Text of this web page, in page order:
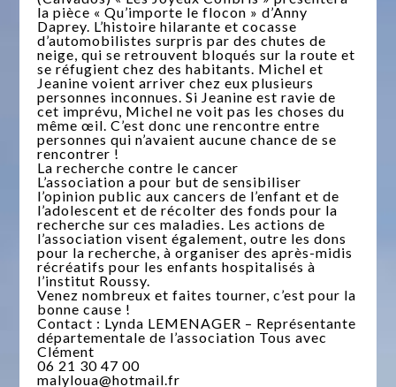
la pièce « Qu’importe le flocon » d’Anny
Daprey. L’histoire hilarante et cocasse
d’automobilistes surpris par des chutes de
neige, qui se retrouvent bloqués sur la route et
se réfugient chez des habitants. Michel et
Jeanine voient arriver chez eux plusieurs
personnes inconnues. Si Jeanine est ravie de
cet imprévu, Michel ne voit pas les choses du
même œil. C’est donc une rencontre entre
personnes qui n’avaient aucune chance de se
rencontrer !
La recherche contre le cancer
L’association a pour but de sensibiliser
l’opinion public aux cancers de l’enfant et de
l’adolescent et de récolter des fonds pour la
recherche sur ces maladies. Les actions de
l’association visent également, outre les dons
pour la recherche, à organiser des après-midis
récréatifs pour les enfants hospitalisés à
l’institut Roussy.
Venez nombreux et faites tourner, c’est pour la
bonne cause !
Contact : Lynda LEMENAGER – Représentante
départementale de l’association Tous avec
Clément
06 21 30 47 00
malyloua@hotmail.fr